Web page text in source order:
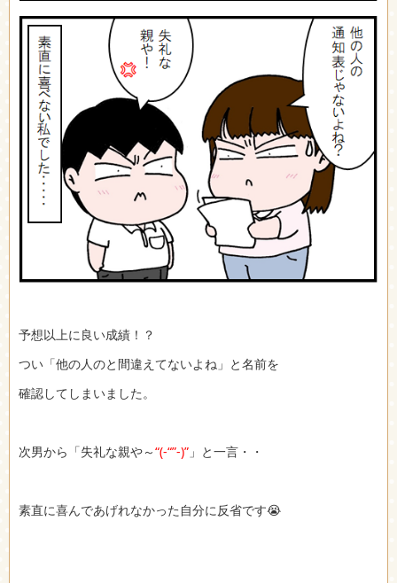
予想以上に良い成績！？
つい「他の人のと間違えてないよね」と名前を
確認してしまいました。
次男から「失礼な親や～“(-“”-)” 」と一言・・
素直に喜んであげれなかった自分に反省です😭